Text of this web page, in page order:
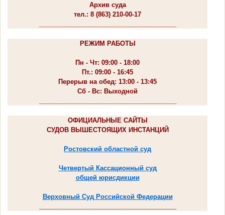
Архив суда
тел.: 8 (863) 210-00-17
РЕЖИМ РАБОТЫ
Пн - Чт: 09:00 - 18:00
Пт.: 09:00 - 16:45
Перерыв на обед: 13:00 - 13:45
Сб - Вс: Выходной
ОФИЦИАЛЬНЫЕ САЙТЫ
СУДОВ ВЫШЕСТОЯЩИХ ИНСТАНЦИЙ
Ростовский областной суд
Четвертый Кассационный суд
общей юрисдикции
Верховный Суд Российской Федерации